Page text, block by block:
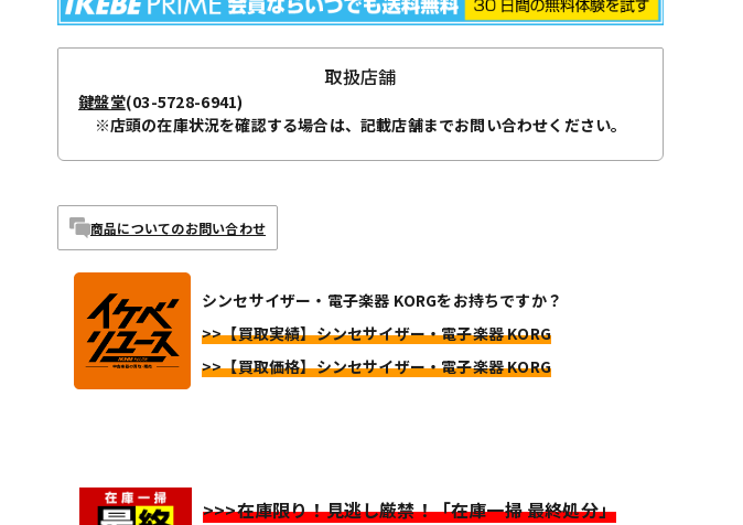
取扱店舗
鍵盤堂(03-5728-6941)
※店頭の在庫状況を確認する場合は、記載店舗までお問い合わせください。
商品についてのお問い合わせ
シンセサイザー・電子楽器 KORGをお持ちですか？
>>【買取実績】シンセサイザー・電子楽器 KORG
>>【買取価格】シンセサイザー・電子楽器 KORG
>>>在庫限り！見逃し厳禁！「在庫一掃 最終処分」